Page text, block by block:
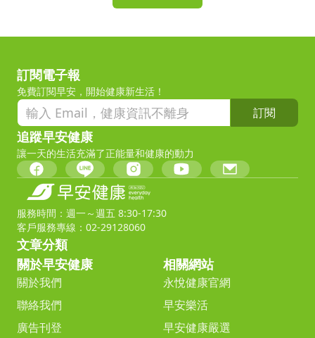
訂閱電子報
免費訂閱早安，開始健康新生活！
訂閱
追蹤早安健康
讓一天的生活充滿了正能量和健康的動力
服務時間：週一～週五 8:30-17:30
客戶服務專線：02-29128060
文章分類
關於早安健康
關於我們
聯絡我們
廣告刊登
相關網站
永悅健康官網
早安樂活
早安健康嚴選